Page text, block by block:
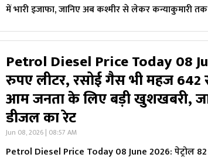
में भारी इजाफा, जानिए अब कश्मीर से लेकर कन्याकुमारी
Petrol Diesel Price Today 08
रुपए लीटर, रसोई गैस भी महज 642
आम जनता के लिए बड़ी खुशखबरी,
डीजल का रेट
Jun 08, 2026 | 08:57 AM
Petrol Diesel Price Today 08 June 2026: पेट्रोल